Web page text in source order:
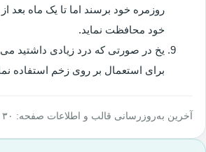
روزمره خود برسند اما تا یک ماه بعد
خود محافظت نماید.
یخ در صورتی که درد زیادی داشتید می
برای استعمال بر روی زخم استفاده
آخرین به‌روزرسانی قالب و اطلاعات صفحه: ۳۰ تیر ۱۴۰۵